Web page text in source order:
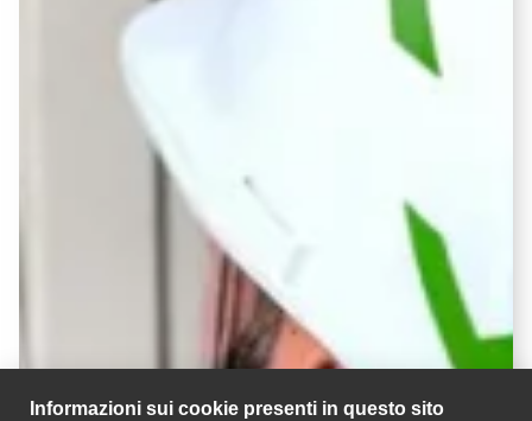
Informazioni sui cookie presenti in questo sito